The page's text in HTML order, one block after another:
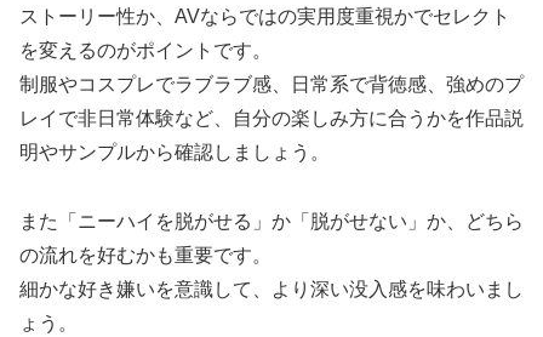
ストーリー性か、AVならではの実用度重視かでセレクト
を変えるのがポイントです。
制服やコスプレでラブラブ感、日常系で背徳感、強めのプ
レイで非日常体験など、自分の楽しみ方に合うかを作品説
明やサンプルから確認しましょう。
また「ニーハイを脱がせる」か「脱がせない」か、どちら
の流れを好むかも重要です。
細かな好き嫌いを意識して、より深い没入感を味わいまし
ょう。